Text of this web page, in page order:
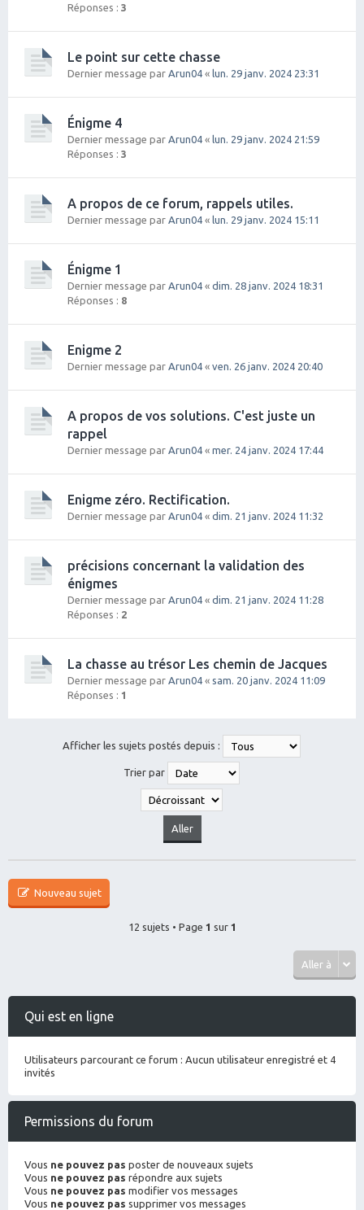
Réponses : 3
Le point sur cette chasse
Dernier message par Arun04 « lun. 29 janv. 2024 23:31
Énigme 4
Dernier message par Arun04 « lun. 29 janv. 2024 21:59
Réponses : 3
A propos de ce forum, rappels utiles.
Dernier message par Arun04 « lun. 29 janv. 2024 15:11
Énigme 1
Dernier message par Arun04 « dim. 28 janv. 2024 18:31
Réponses : 8
Enigme 2
Dernier message par Arun04 « ven. 26 janv. 2024 20:40
A propos de vos solutions. C'est juste un
rappel
Dernier message par Arun04 « mer. 24 janv. 2024 17:44
Enigme zéro. Rectification.
Dernier message par Arun04 « dim. 21 janv. 2024 11:32
précisions concernant la validation des
énigmes
Dernier message par Arun04 « dim. 21 janv. 2024 11:28
Réponses : 2
La chasse au trésor Les chemin de Jacques
Dernier message par Arun04 « sam. 20 janv. 2024 11:09
Réponses : 1
Afficher les sujets postés depuis :
Trier par
Nouveau sujet
12 sujets • Page 1 sur 1
Aller à
Qui est en ligne
Utilisateurs parcourant ce forum : Aucun utilisateur enregistré et 4
invités
Permissions du forum
Vous ne pouvez pas poster de nouveaux sujets
Vous ne pouvez pas répondre aux sujets
Vous ne pouvez pas modifier vos messages
Vous ne pouvez pas supprimer vos messages